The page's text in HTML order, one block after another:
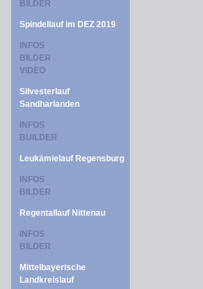
BILDER
Spindellauf im DEZ 2019
INFOS
BILDER
VIDEO
Silvesterlauf
Sandharlanden
INFOS
BUILDER
Leukämielauf Regensburg
INFOS
BILDER
Regentallauf Nittenau
INFOS
BILDER
Mittelbayerische
Landkreislauf